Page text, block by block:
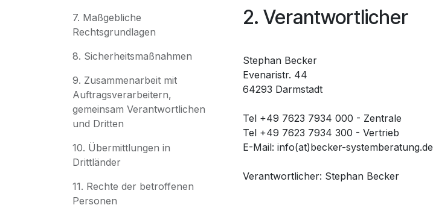
7. Maßgebliche
Rechtsgrundlagen
8. Sicherheitsmaßnahmen
9. Zusammenarbeit mit
Auftragsverarbeitern,
gemeinsam Verantwortlichen
und Dritten
10. Übermittlungen in
Drittländer
11. Rechte der betroffenen
Personen
2. Verantwortlicher
Stephan Becker
Evenaristr. 44
64293 Darmstadt
Tel +49 7623 7934 000 - Zentrale
Tel +49 7623 7934 300 - Vertrieb
E-Mail: info(at)becker-systemberatung.de
Verantwortlicher: Stephan Becker